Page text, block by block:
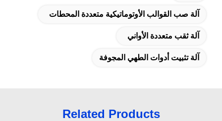
آلة صب القوالب الأوتوماتيكية متعددة المحطات
آلة ثقب متعددة الأواني
آلة تثبيت أدوات الطهي المجوفة
Related Products